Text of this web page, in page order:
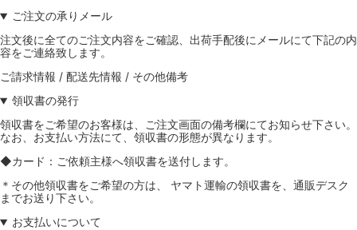
ご注文の承りメール
注文後に全てのご注文内容をご確認、出荷手配後にメールにて下記の内
容をご連絡致します。
ご請求情報 / 配送先情報 / その他備考
領収書の発行
領収書をご希望のお客様は、ご注文画面の備考欄にてお知らせ下さい。
なお、お支払い方法にて、領収書の形態が異なります。
◆カード：ご依頼主様へ領収書を送付します。
＊その他領収書をご希望の方は、 ヤマト運輸の領収書を、通販デスク
までお送り下さい。
お支払いについて